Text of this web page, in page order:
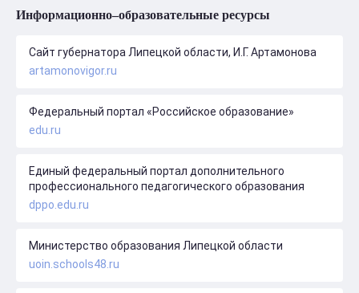
Информационно–образовательные ресурсы
Сайт губернатора Липецкой области, И.Г. Артамонова
artamonovigor.ru
Федеральный портал «Российское образование»
edu.ru
Единый федеральный портал дополнительного
профессионального педагогического образования
dppo.edu.ru
Министерство образования Липецкой области
uoin.schools48.ru